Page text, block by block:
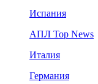
Испания
АПЛ Top News
Италия
Германия